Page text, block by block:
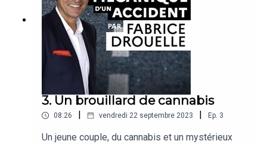
3. Un brouillard de cannabis
08:26 vendredi 22 septembre 2023 Ep. 3
Un jeune couple, du cannabis et un mystérieux